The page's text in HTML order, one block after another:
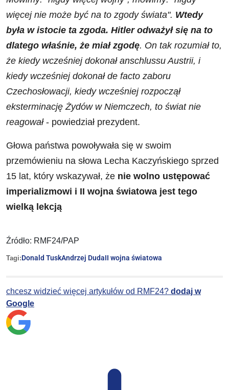
więcej nie może być na to zgody świata". Wtedy
była w istocie ta zgoda. Hitler odważył się na to
dlatego właśnie, że miał zgodę. On tak rozumiał to,
że kiedy wcześniej dokonał anschlussu Austrii, i
kiedy wcześniej dokonał de facto zaboru
Czechosłowacji, kiedy wcześniej rozpoczął
eksterminację Żydów w Niemczech, to świat nie
reagował- powiedział prezydent.
Głowa państwa powoływała się w swoim
przemówieniu na słowa Lecha Kaczyńskiego sprzed
15 lat, który wskazywał, że nie wolno ustępować
imperializmowi i II wojna światowa jest tego
wielką lekcją
Źródło: RMF24/PAP
Tagi:Donald TuskAndrzej DudaII wojna światowa
chcesz widzieć więcej artykułów od RMF24? dodaj w
Google